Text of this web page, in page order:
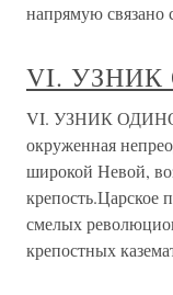
напрямую связано
VI.
VI. УЗНИК
окруженная
широкой Невой,
крепость.Царское
смелых
крепостных